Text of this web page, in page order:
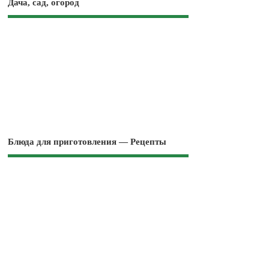
Дача, сад, огород
Блюда для приготовления — Рецепты